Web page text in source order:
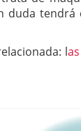
duda
l